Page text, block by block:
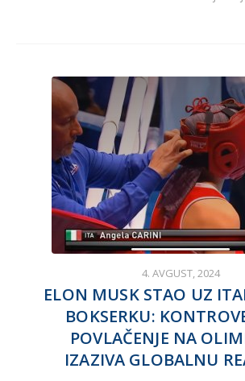
4. AVGUST, 2024
ELON MUSK STAO UZ
BOKSERKU:
POVLAČENJE NA
IZAZIVA GLOBALNU